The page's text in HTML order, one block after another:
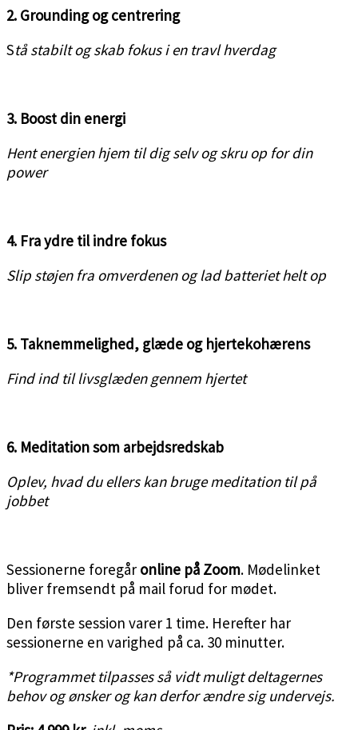
2. Grounding og centrering
Stå stabilt og skab fokus i en travl hverdag
3. Boost din energi
Hent energien hjem til dig selv og skru op for din
power
4. Fra ydre til indre fokus
Slip støjen fra omverdenen og lad batteriet helt op
5. Taknemmelighed, glæde og hjertekohærens
Find ind til livsglæden gennem hjertet
6. Meditation som arbejdsredskab
Oplev, hvad du ellers kan bruge meditation til på
jobbet
Sessionerne foregår online på Zoom. Mødelinket
bliver fremsendt på mail forud for mødet.
Den første session varer 1 time. Herefter har
sessionerne en varighed på ca. 30 minutter.
*Programmet tilpasses så vidt muligt deltagernes
behov og ønsker og kan derfor ændre sig undervejs.